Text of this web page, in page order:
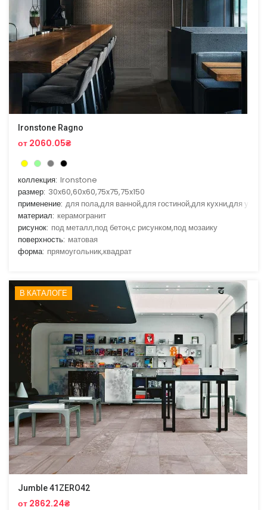
Ironstone Ragno
от 2060.05₴
коллекция: Ironstone
размер: 30x60,60x60,75x75,75x150
применение: для пола,для ванной,для гостиной,для кухни,для улицы
материал: керамогранит
рисунок: под металл,под бетон,с рисунком,под мозаику
поверхность: матовая
форма: прямоугольник,квадрат
В КАТАЛОГЕ
Jumble 41ZERO42
от 2862.24₴